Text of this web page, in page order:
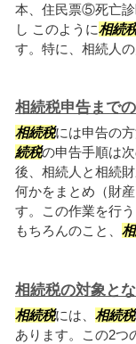
本、住民票⑤死亡
し このように相続
す。特に、相続人
相続税申告まで
相続税には申告の
続税の申告手順は
後、相続人と相続
何かをまとめ（財
す。この作業を行
もちろんのこと、
相続税の対象と
相続税には、 相続税
あります。この2つ